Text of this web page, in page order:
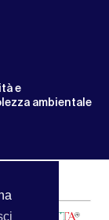
e
ambientale